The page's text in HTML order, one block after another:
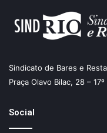
Sindicato de Bares e
Praça Olavo Bilac, 28 –
Social